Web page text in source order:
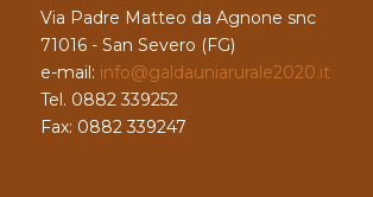
Via Padre Matteo da Agnone snc
71016 - San Severo (FG)
e-mail: info@galdauniarurale2020.it
Tel. 0882 339252
Fax: 0882 339247